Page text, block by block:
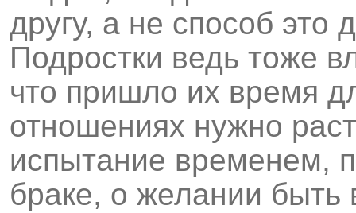
другу, а не способ это
Подростки ведь тоже
что пришло их время
отношениях нужно
испытание временем,
браке, о желании быть